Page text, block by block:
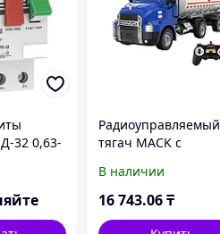
32 0,63-
Радиоуправляемый
тягач MACK с
В наличии
16 743.06 ₸